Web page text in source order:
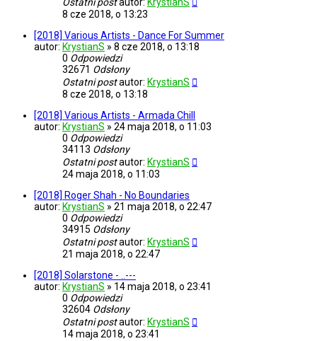
Ostatni postautor: KrystianS
8 cze 2018, o 13:23
[2018] Various Artists - Dance For Summer
autor: KrystianS » 8 cze 2018, o 13:18
0 Odpowiedzi
32671 Odsłony
Ostatni postautor: KrystianS
8 cze 2018, o 13:18
[2018] Various Artists - Armada Chill
autor: KrystianS » 24 maja 2018, o 11:03
0 Odpowiedzi
34113 Odsłony
Ostatni postautor: KrystianS
24 maja 2018, o 11:03
[2018] Roger Shah - No Boundaries
autor: KrystianS » 21 maja 2018, o 22:47
0 Odpowiedzi
34915 Odsłony
Ostatni postautor: KrystianS
21 maja 2018, o 22:47
[2018] Solarstone - ..---
autor: KrystianS » 14 maja 2018, o 23:41
0 Odpowiedzi
32604 Odsłony
Ostatni postautor: KrystianS
14 maja 2018, o 23:41